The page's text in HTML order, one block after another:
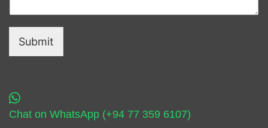
Submit
Chat on WhatsApp (+94 77 359 6107)